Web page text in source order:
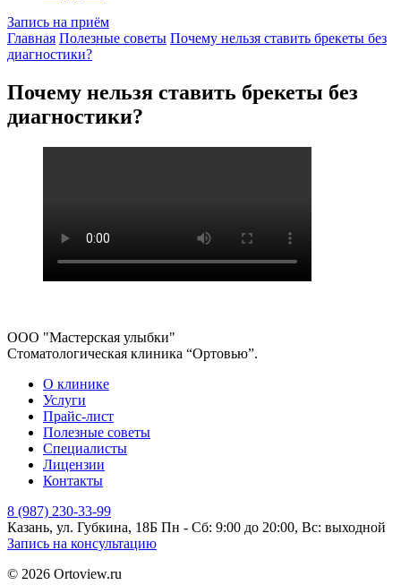
Запись на приём
Главная Полезные советы Почему нельзя ставить брекеты без
диагностики?
Почему нельзя ставить брекеты без
диагностики?
ООО "Мастерская улыбки"
Стоматологическая клиника “Ортовью”.
О клинике
Услуги
Прайс-лист
Полезные советы
Специалисты
Лицензии
Контакты
8 (987) 230-33-99
Казань, ул. Губкина, 18Б Пн - Сб: 9:00 до 20:00, Вс: выходной
Запись на консультацию
© 2026 Ortoview.ru